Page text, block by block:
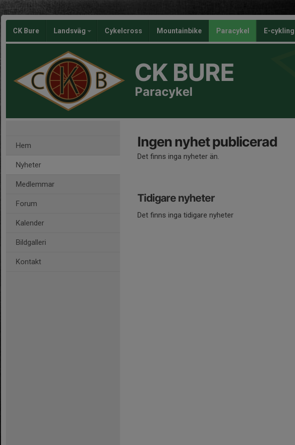
CK Bure Landsväg Cykelcross Mountainbike Paracykel E-cykling
CK BURE
Paracykel
Hem
Nyheter
Medlemmar
Forum
Kalender
Bildgalleri
Kontakt
Ingen nyhet publicerad
Det finns inga nyheter än.
Tidigare nyheter
Det finns inga tidigare nyheter